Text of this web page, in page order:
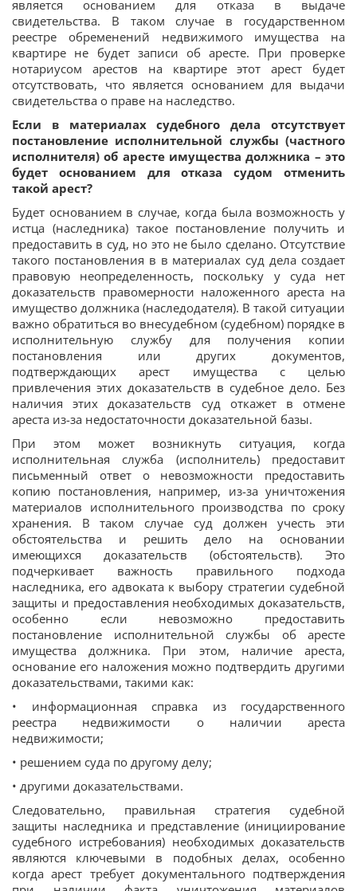
является основанием для отказа в выдаче
свидетельства. В таком случае в государственном
реестре обременений недвижимого имущества на
квартире не будет записи об аресте. При проверке
нотариусом арестов на квартире этот арест будет
отсутствовать, что является основанием для выдачи
свидетельства о праве на наследство.
Если в материалах судебного дела отсутствует
постановление исполнительной службы (частного
исполнителя) об аресте имущества должника – это
будет основанием для отказа судом отменить
такой арест?
Будет основанием в случае, когда была возможность у
истца (наследника) такое постановление получить и
предоставить в суд, но это не было сделано. Отсутствие
такого постановления в в материалах суд дела создает
правовую неопределенность, поскольку у суда нет
доказательств правомерности наложенного ареста на
имущество должника (наследодателя). В такой ситуации
важно обратиться во внесудебном (судебном) порядке в
исполнительную службу для получения копии
постановления или других документов,
подтверждающих арест имущества с целью
привлечения этих доказательств в судебное дело. Без
наличия этих доказательств суд откажет в отмене
ареста из-за недостаточности доказательной базы.
При этом может возникнуть ситуация, когда
исполнительная служба (исполнитель) предоставит
письменный ответ о невозможности предоставить
копию постановления, например, из-за уничтожения
материалов исполнительного производства по сроку
хранения. В таком случае суд должен учесть эти
обстоятельства и решить дело на основании
имеющихся доказательств (обстоятельств). Это
подчеркивает важность правильного подхода
наследника, его адвоката к выбору стратегии судебной
защиты и предоставления необходимых доказательств,
особенно если невозможно предоставить
постановление исполнительной службы об аресте
имущества должника. При этом, наличие ареста,
основание его наложения можно подтвердить другими
доказательствами, такими как:
• информационная справка из государственного
реестра недвижимости о наличии ареста
недвижимости;
• решением суда по другому делу;
• другими доказательствами.
Следовательно, правильная стратегия судебной
защиты наследника и представление (инициирование
судебного истребования) необходимых доказательств
являются ключевыми в подобных делах, особенно
когда арест требует документального подтверждения